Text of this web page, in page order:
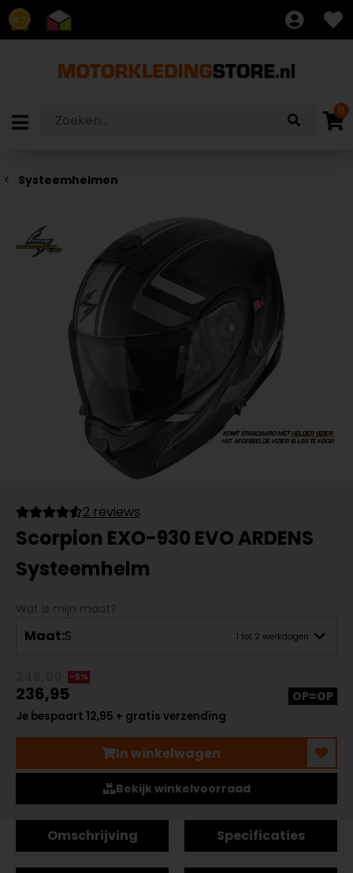
8.7
0
Systeemhelmen
2 reviews
Scorpion EXO-930 EVO ARDENS
Systeemhelm
Wat is mijn maat?
Maat:S 1 tot 2 werkdagen
-5%
236,95
Je bespaart 12,95 + gratis verzending
OP=OP
In winkelwagen
Bekijk winkelvoorraad
Omschrijving Specificaties